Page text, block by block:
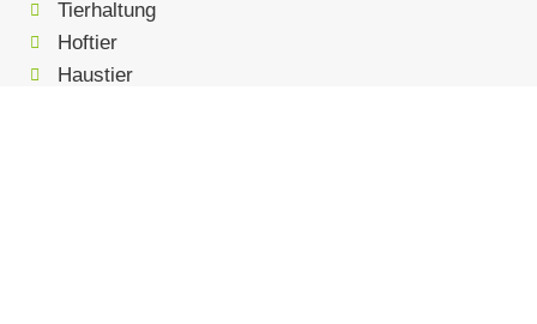
Tierhaltung
Hoftier
Haustier